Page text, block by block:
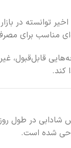
در
مناسب برای
قابل‌قبول، غیر
کند.
در طول روز
شده است.